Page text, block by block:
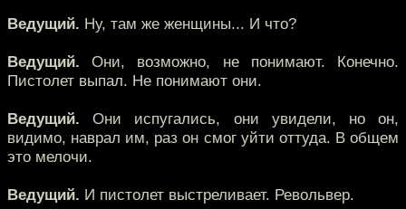
Ведущий. Ну, там же женщины... И что?
Ведущий. Они, возможно, не понимают. Конечно.
Пистолет выпал. Не понимают они.
Ведущий. Они испугались, они увидели, но он,
видимо, наврал им, раз он смог уйти оттуда. В общем
это мелочи.
Ведущий. И пистолет выстреливает. Револьвер.